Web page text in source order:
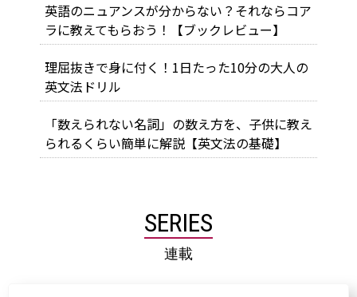
英語のニュアンスが分からない？それならコア
ラに教えてもらおう！【ブックレビュー】
理屈抜きで身に付く！1日たった10分の大人の
英文法ドリル
「数えられない名詞」の数え方を、子供に教え
られるくらい簡単に解説【英文法の基礎】
SERIES
連載